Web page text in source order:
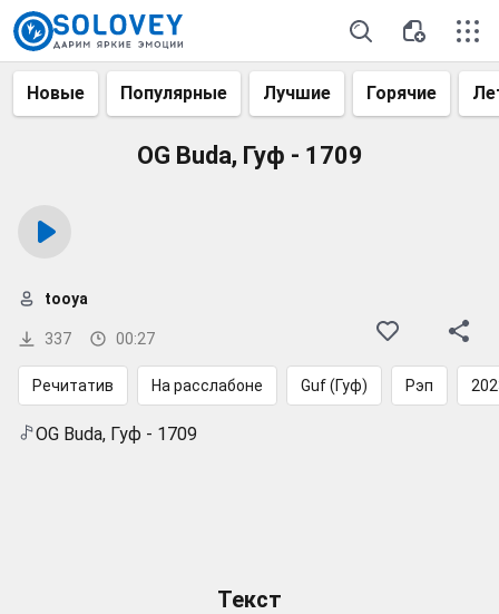
Новые Популярные Лучшие Горячие
OG Buda, Гуф - 1709
337 00:27
tooya
Речитатив На расслабоне Guf (Гуф) Рэп
OG Buda, Гуф - 1709
Текст